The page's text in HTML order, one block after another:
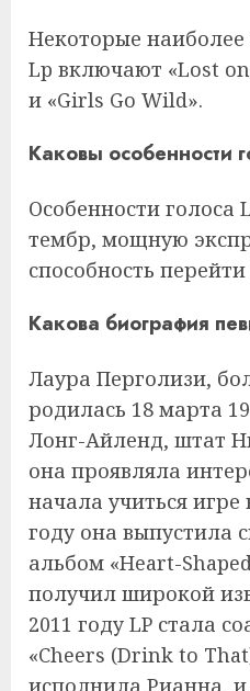
Некоторые
Lp включают «Lost
и «Girls Go Wild».
Каковы особенности
Особенности
тембр, мощную
способность
Какова биография
Лаура Перголизи,
родилась 18 марта
Лонг-Айленд, штат
она проявляла
начала учиться игре
году она выпустила
альбом «Heart-
получил широкой
2011 году LP стала
«Cheers (Drink to
исполнила Рианна, и